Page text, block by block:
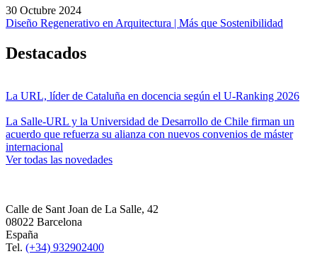
30 Octubre 2024
Diseño Regenerativo en Arquitectura | Más que Sostenibilidad
Destacados
La URL, líder de Cataluña en docencia según el U-Ranking 2026
La Salle-URL y la Universidad de Desarrollo de Chile firman un
acuerdo que refuerza su alianza con nuevos convenios de máster
internacional
Ver todas las novedades
Calle de Sant Joan de La Salle, 42
08022 Barcelona
España
Tel. (+34) 932902400